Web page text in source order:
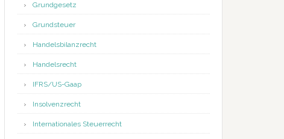
Grundgesetz
Grundsteuer
Handelsbilanzrecht
Handelsrecht
IFRS/US-Gaap
Insolvenzrecht
Internationales Steuerrecht